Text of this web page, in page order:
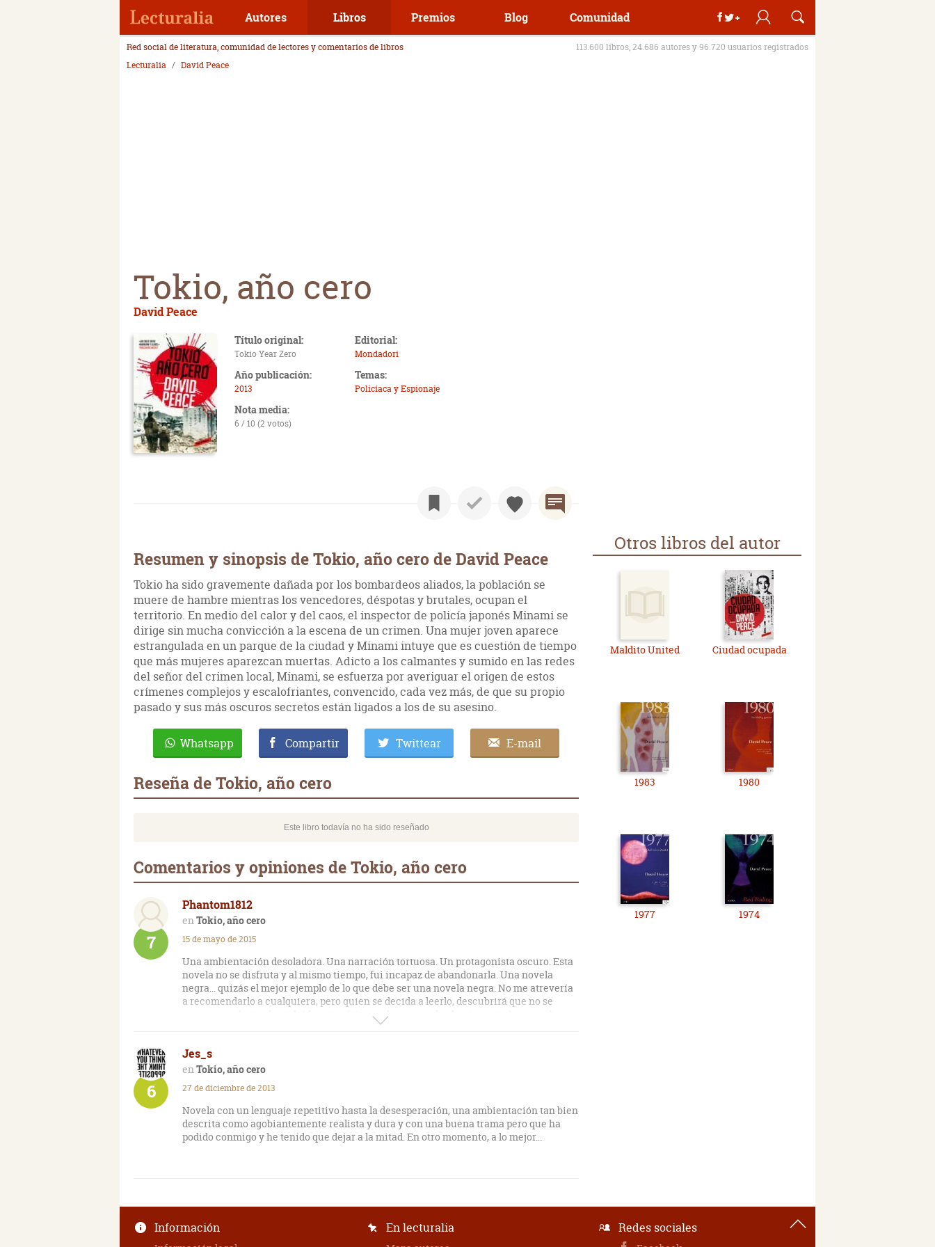
Autores Libros Premios Blog Comunidad
Red social de literatura, comunidad de lectores y comentarios de libros
113.600 libros, 24.686 autores y 96.720 usuarios registrados
Lecturalia
David Peace
Tokio, año cero
David Peace
Título original:
Tokio Year Zero
Editorial:
Mondadori
Año publicación:
2013
Temas:
Policíaca y Espionaje
Nota media:
6 / 10 (2 votos)
Resumen y sinopsis de Tokio, año cero de David Peace
Tokio ha sido gravemente dañada por los bombardeos aliados, la población se
muere de hambre mientras los vencedores, déspotas y brutales, ocupan el
territorio. En medio del calor y del caos, el inspector de policía japonés Minami se
dirige sin mucha convicción a la escena de un crimen. Una mujer joven aparece
estrangulada en un parque de la ciudad y Minami intuye que es cuestión de tiempo
que más mujeres aparezcan muertas. Adicto a los calmantes y sumido en las redes
del señor del crimen local, Minami, se esfuerza por averiguar el origen de estos
crímenes complejos y escalofriantes, convencido, cada vez más, de que su propio
pasado y sus más oscuros secretos están ligados a los de su asesino.
Whatsapp Compartir Twittear E-mail
Reseña de Tokio, año cero
Este libro todavía no ha sido reseñado
Comentarios y opiniones de Tokio, año cero
Phantom1812
Tokio, año cero
7 15 de mayo de 2015
Una ambientación desoladora. Una narración tortuosa. Un protagonista oscuro. Esta
novela no se disfruta y al mismo tiempo, fui incapaz de abandonarla. Una novela
negra... quizás el mejor ejemplo de lo que debe ser una novela negra. No me atrevería
a recomendarlo a cualquiera, pero quien se decida a leerlo, descubrirá que no se
parece a nada que haya leído antes (si no se ha acercado al autor antes), pero sobre
Jes_s
Tokio, año cero
6 27 de diciembre de 2013
Novela con un lenguaje repetitivo hasta la desesperación, una ambientación tan bien
descrita como agobiantemente realista y dura y con una buena trama pero que ha
podido conmigo y he tenido que dejar a la mitad. En otro momento, a lo mejor...
Otros libros del autor
Maldito United Ciudad ocupada
1983 1980
1977 1974
Información En lecturalia Redes sociales